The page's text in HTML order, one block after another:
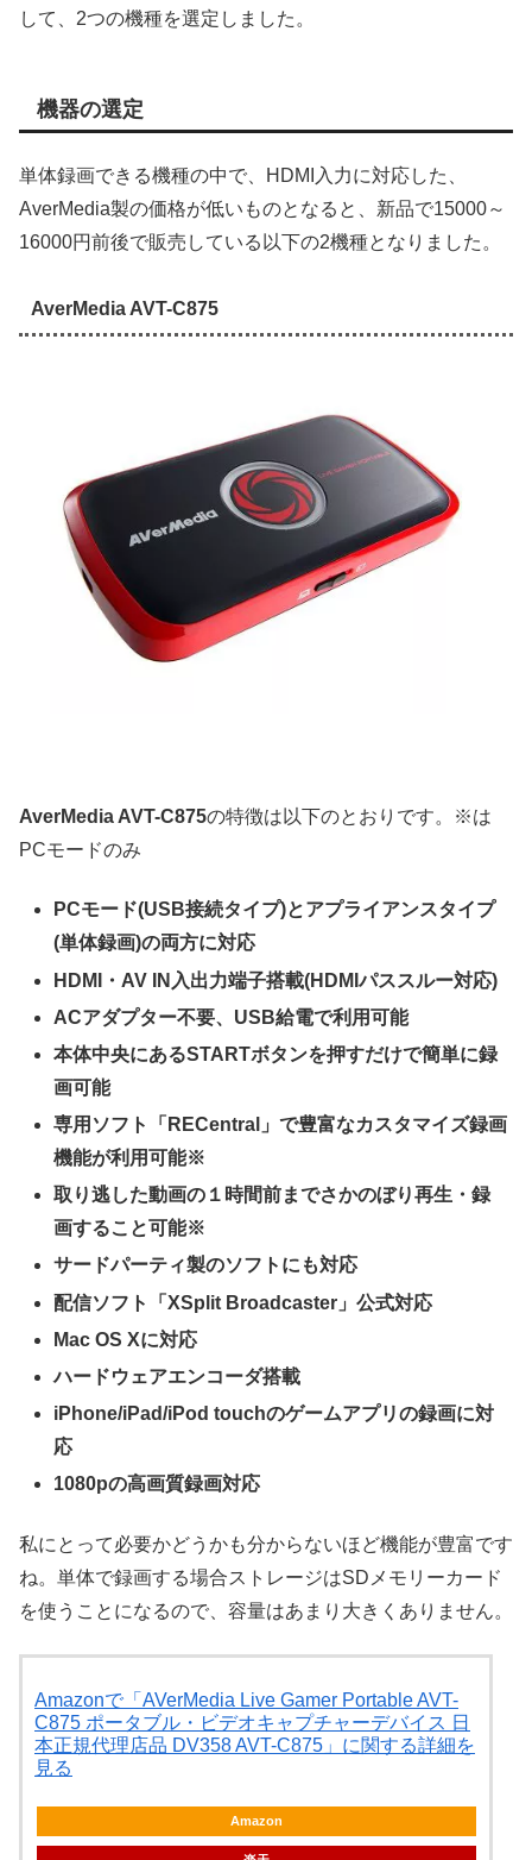
して、2つの機種を選定しました。
機器の選定
単体録画できる機種の中で、HDMI入力に対応した、
AverMedia製の価格が低いものとなると、新品で15000～
16000円前後で販売している以下の2機種となりました。
AverMedia AVT-C875
AverMedia AVT-C875の特徴は以下のとおりです。※は
PCモードのみ
PCモード(USB接続タイプ)とアプライアンスタイプ
(単体録画)の両方に対応
HDMI・AV IN入出力端子搭載(HDMIパススルー対応)
ACアダプター不要、USB給電で利用可能
本体中央にあるSTARTボタンを押すだけで簡単に録
画可能
専用ソフト「RECentral」で豊富なカスタマイズ録画
機能が利用可能※
取り逃した動画の１時間前までさかのぼり再生・録
画すること可能※
サードパーティ製のソフトにも対応
配信ソフト「XSplit Broadcaster」公式対応
Mac OS Xに対応
ハードウェアエンコーダ搭載
iPhone/iPad/iPod touchのゲームアプリの録画に対
応
1080pの高画質録画対応
私にとって必要かどうかも分からないほど機能が豊富です
ね。単体で録画する場合ストレージはSDメモリーカード
を使うことになるので、容量はあまり大きくありません。
Amazonで「AVerMedia Live Gamer Portable AVT-
C875 ポータブル・ビデオキャプチャーデバイス 日
本正規代理店品 DV358 AVT-C875」に関する詳細を
見る
Amazon